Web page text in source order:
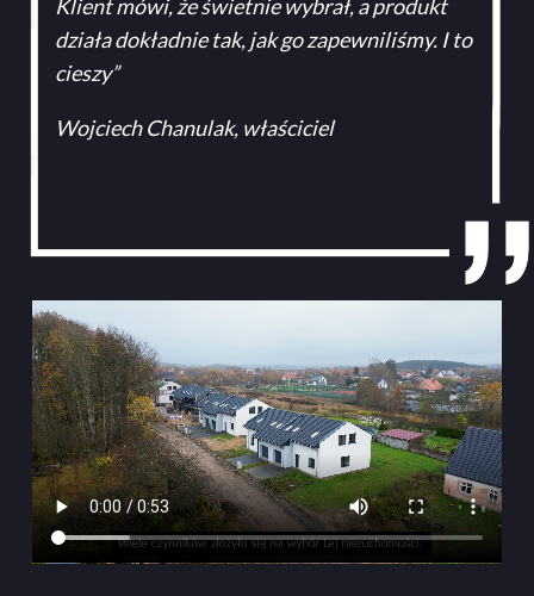
Klient mówi, że świetnie wybrał, a produkt
działa dokładnie tak, jak go zapewniliśmy. I to
cieszy”
Wojciech Chanulak, właściciel